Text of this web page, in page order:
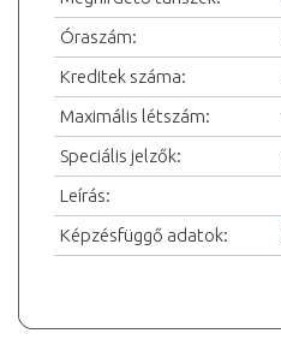
Óraszám:
Kreditek száma:
Maximális létszám:
Speciális jelzők:
Leírás:
Képzésfüggő adatok: